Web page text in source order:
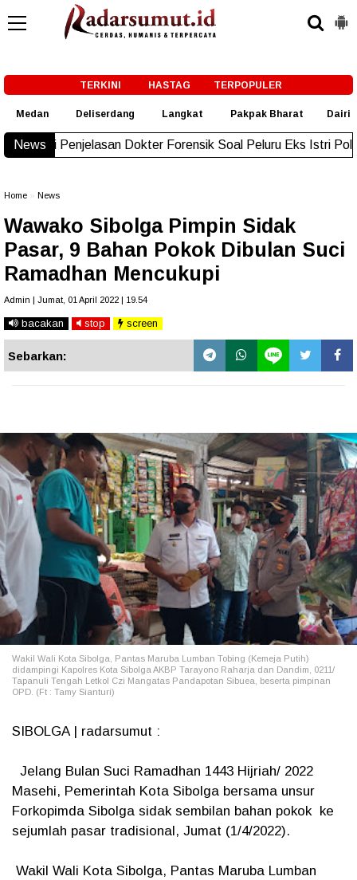
TERKINI HASTAG TERPOPULER
Medan Deliserdang Langkat Pakpak Bharat Dairi
News
Dokter Forensik Soal Peluru Eks Istri Polisi di Medan New!
Home News
Wawako Sibolga Pimpin Sidak
Pasar, 9 Bahan Pokok Dibulan Suci
Ramadhan Mencukupi
Admin | Jumat, 01 April 2022 | 19.54
bacakan stop screen
Sebarkan:
Wakil Wali Kota Sibolga, Pantas Maruba Lumban Tobing (Kemeja Putih)
didampingi Kapolres Kota Sibolga AKBP Tarayono Raharja dan Dandim, 0211/
Tapanuli Tengah Letkol Czi Mangatas Pandapotan Sibuea, beserta pimpinan
OPD. (Ft : Tamy Sianturi)
SIBOLGA | radarsumut :
Jelang Bulan Suci Ramadhan 1443 Hijriah/ 2022
Masehi, Pemerintah Kota Sibolga bersama unsur
Forkopimda Sibolga sidak sembilan bahan pokok ke
sejumlah pasar tradisional, Jumat (1/4/2022).
Wakil Wali Kota Sibolga, Pantas Maruba Lumban